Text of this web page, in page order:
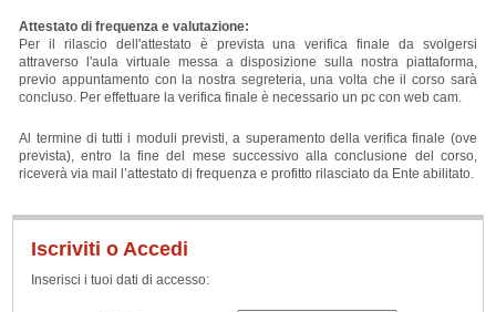
Attestato di frequenza e valutazione:
Per il rilascio dell'attestato è prevista una verifica finale da svolgersi
attraverso l'aula virtuale messa a disposizione sulla nostra piattaforma,
previo appuntamento con la nostra segreteria, una volta che il corso sarà
concluso. Per effettuare la verifica finale è necessario un pc con web cam.
Al termine di tutti i moduli previsti, a superamento della verifica finale (ove
prevista), entro la fine del mese successivo alla conclusione del corso,
riceverà via mail l’attestato di frequenza e profitto rilasciato da Ente abilitato.
Iscriviti o Accedi
Inserisci i tuoi dati di accesso: